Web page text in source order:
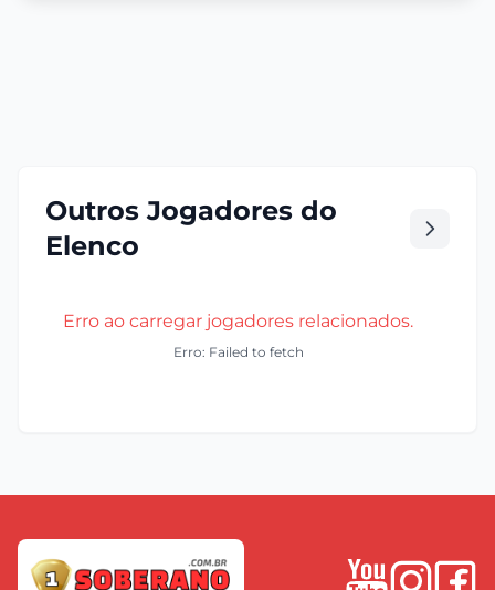
Outros Jogadores do
Elenco
Erro ao carregar jogadores relacionados.
Erro: Failed to fetch